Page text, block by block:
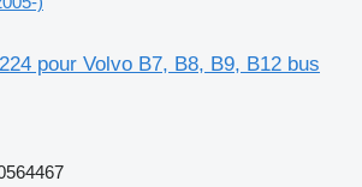
pour Volvo B7, B8, B9, B12 bus